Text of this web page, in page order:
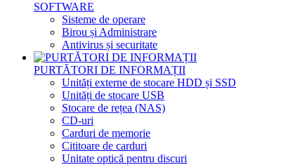
SOFTWARE
Sisteme de operare
Birou și Administrare
Antivirus și securitate
PURTĂTORI DE INFORMAȚII
Unități externe de stocare HDD și SSD
Unități de stocare USB
Stocare de rețea (NAS)
CD-uri
Carduri de memorie
Cititoare de carduri
Unitate optică pentru discuri